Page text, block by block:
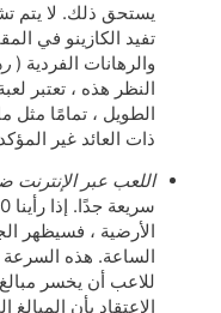
يستحق ذلك. لا يتم
تفيد الكازينو في
والرهانات الفردية (
النظر هذه ، تعتبر
الطويل ، تمامًا مثل
ذات العائد غير
اللعب عبر الإنترنت
الساعة. هذه السرعة
للاعب أن يخسر
الاعتقاد بأن